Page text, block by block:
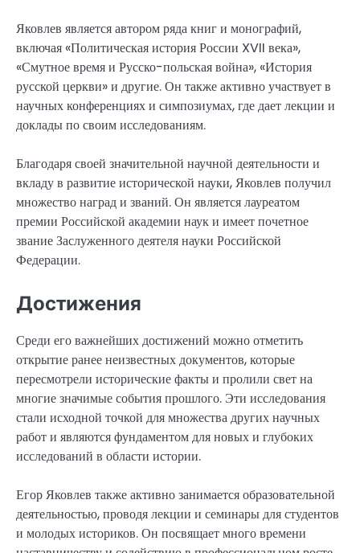
Яковлев является автором ряда книг и монографий,
включая «Политическая история России XVII века»,
«Смутное время и Русско-польская война», «История
русской церкви» и другие. Он также активно участвует в
научных конференциях и симпозиумах, где дает лекции и
доклады по своим исследованиям.
Благодаря своей значительной научной деятельности и
вкладу в развитие исторической науки, Яковлев получил
множество наград и званий. Он является лауреатом
премии Российской академии наук и имеет почетное
звание Заслуженного деятеля науки Российской
Федерации.
Достижения
Среди его важнейших достижений можно отметить
открытие ранее неизвестных документов, которые
пересмотрели исторические факты и пролили свет на
многие значимые события прошлого. Эти исследования
стали исходной точкой для множества других научных
работ и являются фундаментом для новых и глубоких
исследований в области истории.
Егор Яковлев также активно занимается образовательной
деятельностью, проводя лекции и семинары для студентов
и молодых историков. Он посвящает много времени